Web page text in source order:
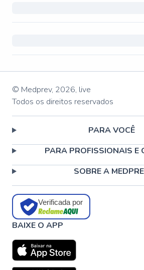
© Medprev, 2026, live
Todos os direitos reservados
PARA VOCÊ
PARA PROFISSIONAIS E
SOBRE A
Verificada por
BAIXE O APP